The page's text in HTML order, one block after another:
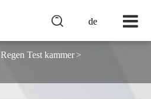
de

Regen Test kammer